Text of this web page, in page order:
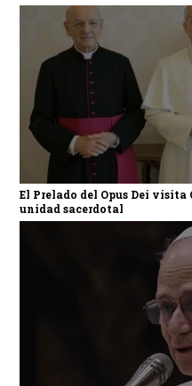
El Prelado del Opus Dei
unidad sacerdotal